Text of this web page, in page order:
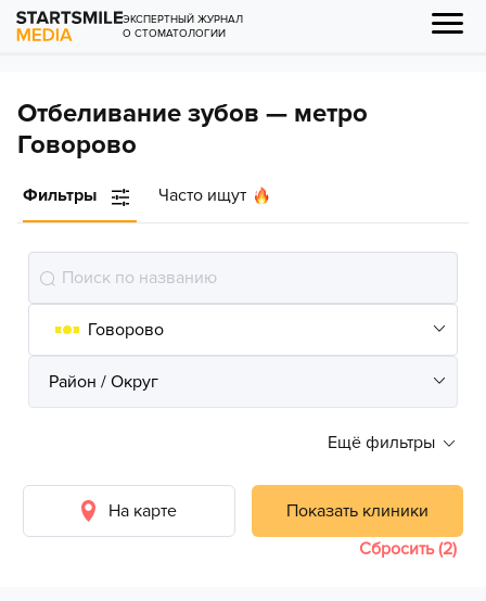
ЭКСПЕРТНЫЙ ЖУРНАЛ
О СТОМАТОЛОГИИ
Отбеливание зубов — метро
Говорово
Фильтры Часто ищут
Ещё фильтры
На карте
Показать клиники
Сбросить (2)